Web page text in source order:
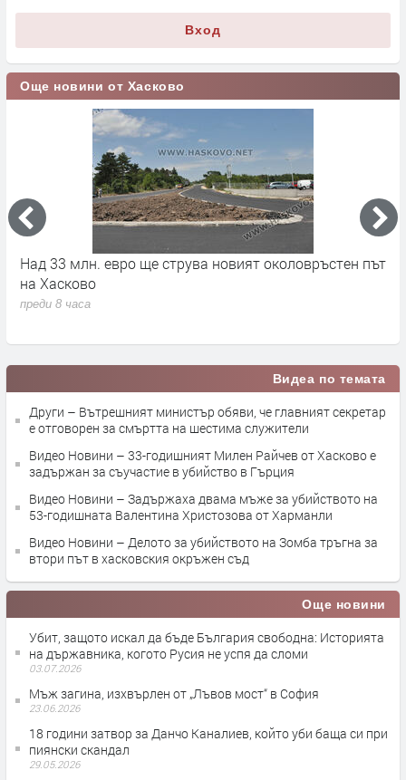
Вход
Още новини от Хасково
Над 33 млн. евро ще струва новият околовръстен път
на Хасково
преди 8 часа
Видеа по темата
Други – Вътрешният министър обяви, че главният секретар
е отговорен за смъртта на шестима служители
Видео Новини – 33-годишният Милен Райчев от Хасково е
задържан за съучастие в убийство в Гърция
Видео Новини – Задържаха двама мъже за убийството на
53-годишната Валентина Христозова от Харманли
Видео Новини – Делото за убийството на Зомба тръгна за
втори път в хасковския окръжен съд
Още новини
Убит, защото искал да бъде България свободна: Историята
на държавника, когото Русия не успя да сломи
03.07.2026
Мъж загина, изхвърлен от „Лъвов мост“ в София
23.06.2026
18 години затвор за Данчо Каналиев, който уби баща си при
пиянски скандал
29.05.2026